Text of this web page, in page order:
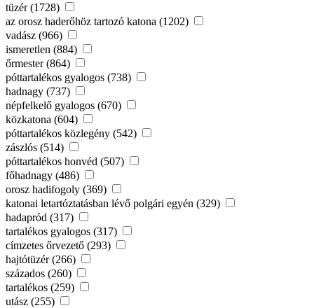
tüzér (1728)
az orosz haderőhöz tartozó katona (1202)
vadász (966)
ismeretlen (884)
őrmester (864)
póttartalékos gyalogos (738)
hadnagy (737)
népfelkelő gyalogos (670)
közkatona (604)
póttartalékos közlegény (542)
zászlós (514)
póttartalékos honvéd (507)
főhadnagy (486)
orosz hadifogoly (369)
katonai letartóztatásban lévő polgári egyén (329)
hadapród (317)
tartalékos gyalogos (317)
címzetes őrvezető (293)
hajtótüzér (266)
százados (260)
tartalékos (259)
utász (255)